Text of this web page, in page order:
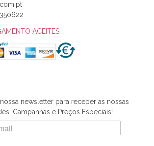
Alexandra Morais
Os meus tecidos chegaram hoje. Muito
que dá um jeitaço pras minhas linhas
o que pões nos tecidos, mas que cheiram
... cheiram! :) Muito Obrigada.
já chegou. :) Muito obrigada pela
pela qualidade dos materiais que me
e pela simpatia de sempre. :)
ACEITES
newsletter para receber as nossas
Campanhas e Preços Especiais!